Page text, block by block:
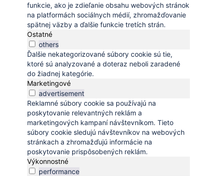
funkcie, ako je zdieľanie obsahu webových stránok
na platformách sociálnych médií, zhromažďovanie
spätnej väzby a ďalšie funkcie tretích strán.
Ostatné
others
Ďalšie nekategorizované súbory cookie sú tie,
ktoré sú analyzované a doteraz neboli zaradené
do žiadnej kategórie.
Marketingové
advertisement
Reklamné súbory cookie sa používajú na
poskytovanie relevantných reklám a
marketingových kampaní návštevníkom. Tieto
súbory cookie sledujú návštevníkov na webových
stránkach a zhromažďujú informácie na
poskytovanie prispôsobených reklám.
Výkonnostné
performance